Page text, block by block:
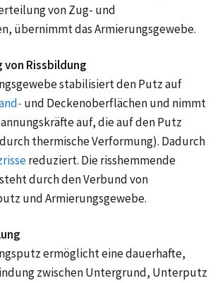
von Zug- und
übernimmt das Armierungsgewebe.
von Rissbildung
stabilisiert den Putz auf
und Deckenoberflächen und nimmt
auf, die auf den Putz
thermische Verformung). Dadurch
reduziert. Die risshemmende
durch den Verbund von
und Armierungsgewebe.
ermöglicht eine dauerhafte,
zwischen Untergrund, Unterputz